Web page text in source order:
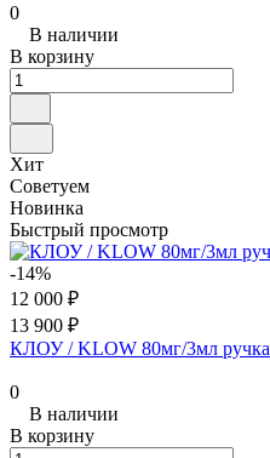
0
В наличии
В корзину
Хит
Советуем
Новинка
Быстрый просмотр
-14%
12 000 ₽
13 900 ₽
КЛОУ / KLOW 80мг/3мл ручка
0
В наличии
В корзину